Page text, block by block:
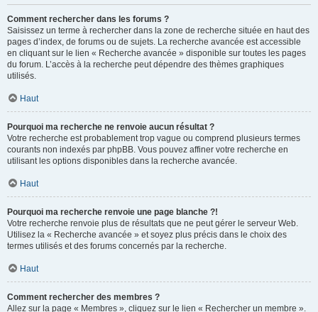
Comment rechercher dans les forums ?
Saisissez un terme à rechercher dans la zone de recherche située en haut des
pages d’index, de forums ou de sujets. La recherche avancée est accessible
en cliquant sur le lien « Recherche avancée » disponible sur toutes les pages
du forum. L’accès à la recherche peut dépendre des thèmes graphiques
utilisés.
Haut
Pourquoi ma recherche ne renvoie aucun résultat ?
Votre recherche est probablement trop vague ou comprend plusieurs termes
courants non indexés par phpBB. Vous pouvez affiner votre recherche en
utilisant les options disponibles dans la recherche avancée.
Haut
Pourquoi ma recherche renvoie une page blanche ?!
Votre recherche renvoie plus de résultats que ne peut gérer le serveur Web.
Utilisez la « Recherche avancée » et soyez plus précis dans le choix des
termes utilisés et des forums concernés par la recherche.
Haut
Comment rechercher des membres ?
Allez sur la page « Membres », cliquez sur le lien « Rechercher un membre ».